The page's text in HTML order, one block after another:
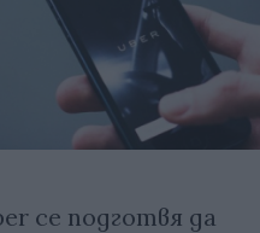
се подготвя да